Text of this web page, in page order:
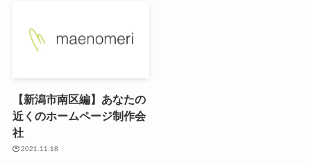
【新潟市南区編】あなたの
近くのホームページ制作会
社
2021.11.18